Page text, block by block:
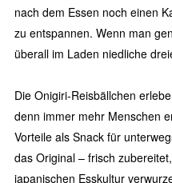
nach dem Essen noch einen
zu entspannen. Wenn man
überall im Laden niedliche
Die Onigiri-Reisbällchen
denn immer mehr Menschen
Vorteile als Snack für
das Original – frisch
japanischen Esskultur